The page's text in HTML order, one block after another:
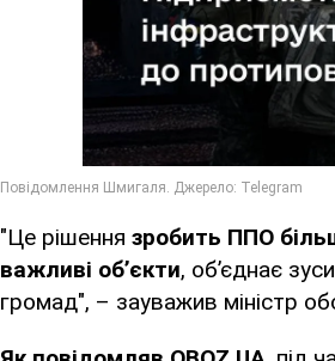
"Це рішення зробить ППО
важливі об’єкти, об’єднає
громад", – зауважив міністр